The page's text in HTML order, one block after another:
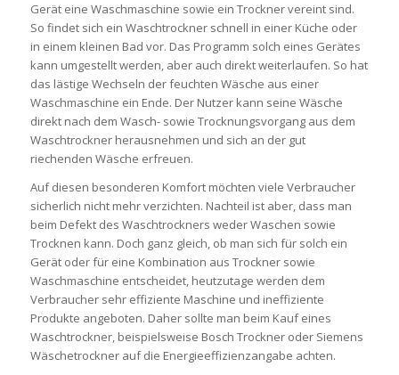
Gerät eine Waschmaschine sowie ein Trockner vereint sind.
So findet sich ein Waschtrockner schnell in einer Küche oder
in einem kleinen Bad vor. Das Programm solch eines Gerätes
kann umgestellt werden, aber auch direkt weiterlaufen. So hat
das lästige Wechseln der feuchten Wäsche aus einer
Waschmaschine ein Ende. Der Nutzer kann seine Wäsche
direkt nach dem Wasch- sowie Trocknungsvorgang aus dem
Waschtrockner herausnehmen und sich an der gut
riechenden Wäsche erfreuen.
Auf diesen besonderen Komfort möchten viele Verbraucher
sicherlich nicht mehr verzichten. Nachteil ist aber, dass man
beim Defekt des Waschtrockners weder Waschen sowie
Trocknen kann. Doch ganz gleich, ob man sich für solch ein
Gerät oder für eine Kombination aus Trockner sowie
Waschmaschine entscheidet, heutzutage werden dem
Verbraucher sehr effiziente Maschine und ineffiziente
Produkte angeboten. Daher sollte man beim Kauf eines
Waschtrockner, beispielsweise Bosch Trockner oder Siemens
Wäschetrockner auf die Energieeffizienzangabe achten.